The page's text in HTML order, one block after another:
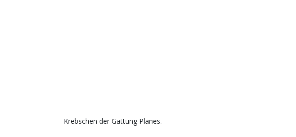
Krebschen der Gattung Planes.